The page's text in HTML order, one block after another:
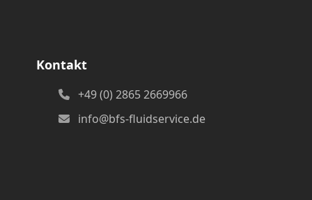
Kontakt
+49 (0) 2865 2669966
info@bfs-fluidservice.de